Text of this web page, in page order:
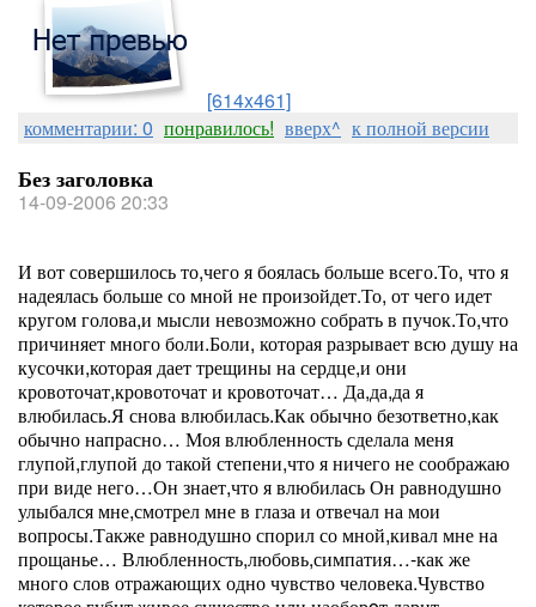
[614x461]
комментарии: 0 понравилось! вверх^ к полной версии
Без заголовка
14-09-2006 20:33
И вот совершилось то,чего я боялась больше всего.То, что я
надеялась больше со мной не произойдет.То, от чего идет
кругом голова,и мысли невозможно собрать в пучок.То,что
причиняет много боли.Боли, которая разрывает всю душу на
кусочки,которая дает трещины на сердце,и они
кровоточат,кровоточат и кровоточат… Да,да,да я
влюбилась.Я снова влюбилась.Как обычно безответно,как
обычно напрасно… Моя влюбленность сделала меня
глупой,глупой до такой степени,что я ничего не соображаю
при виде него…Он знает,что я влюбилась Он равнодушно
улыбался мне,смотрел мне в глаза и отвечал на мои
вопросы.Также равнодушно спорил со мной,кивал мне на
прощанье… Влюбленность,любовь,симпатия…-как же
много слов отражающих одно чувство человека.Чувство